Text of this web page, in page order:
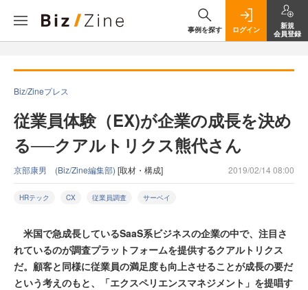
事例を探す ログイン
新規
会員登録
Biz/Zineプレス
従業員体験（EX)が企業の成長を決め
る──クアルトリクス熊代さん
京部康男 (Biz/Zine編集部) [取材・構成] 2019/02/14 08:00
HRテック CX 従業員調査 サーベイ
米国で急成長しているSaaS系ビジネスの企業の中で、注目さ
れているのが調査プラットフォームを提供するクアルトリクス
だ。顧客と同様に従業員の満足度も向上させることが成長の要だ
という考えのもと、「エクスペリエンスマネジメント」を提唱す